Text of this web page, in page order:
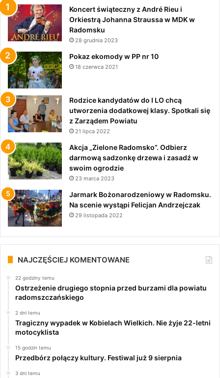
Koncert świąteczny z André Rieu i
Orkiestrą Johanna Straussa w MDK w
Radomsku
28 grudnia 2023
Pokaz ekomody w PP nr 10
18 czerwca 2021
Rodzice kandydatów do I LO chcą
utworzenia dodatkowej klasy. Spotkali się
z Zarządem Powiatu
21 lipca 2022
Akcja „Zielone Radomsko”. Odbierz
darmową sadzonkę drzewa i zasadź w
swoim ogrodzie
23 marca 2023
Jarmark Bożonarodzeniowy w Radomsku.
Na scenie wystąpi Felicjan Andrzejczak
29 listopada 2022
NAJCZĘŚCIEJ KOMENTOWANE
22 godziny temu
Ostrzeżenie drugiego stopnia przed burzami dla powiatu
radomszczańskiego
2 dni temu
Tragiczny wypadek w Kobielach Wielkich. Nie żyje 22-letni
motocyklista
15 godzin temu
Przedbórz połączy kultury. Festiwal już 9 sierpnia
3 dni temu